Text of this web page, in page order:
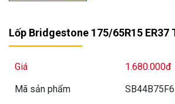
Lốp Bridgestone 175/65R15 ER37
Giá
1.680.000đ
Mã sản phẩm